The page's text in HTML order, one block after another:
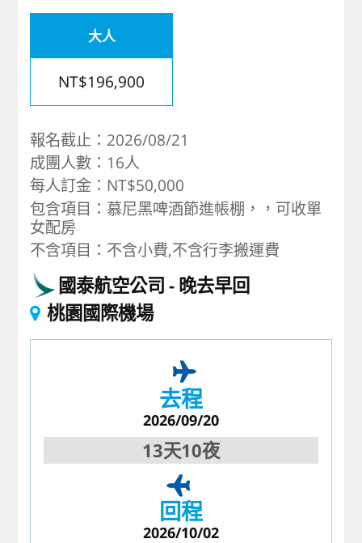
大人
NT$196,900
報名截止：2026/08/21
成團人數：16人
每人訂金：NT$50,000
包含項目：慕尼黑啤酒節進帳棚，，可收單
女配房
不含項目：不含小費,不含行李搬運費
國泰航空公司
晚去早回
桃園國際機場
去程
2026/09/20
13天10夜
回程
2026/10/02